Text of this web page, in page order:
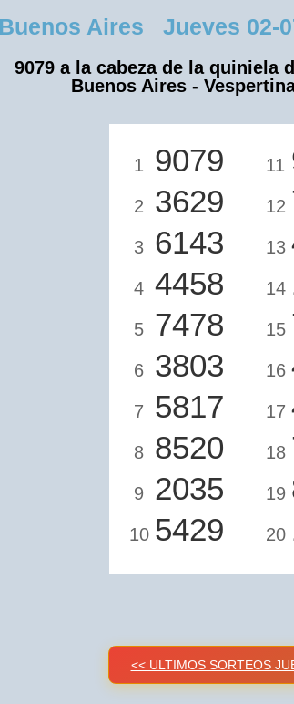
Aires Jueves 02-
9079 a la cabeza de la quiniela
Buenos Aires -
1 9079
2 3629
3 6143
4 4458
5 7478
6 3803
7 5817
8 8520
9 2035
10 5429
11
12
13
14
15
16
17
18
19
20
<< ULTIMOS SORTEOS